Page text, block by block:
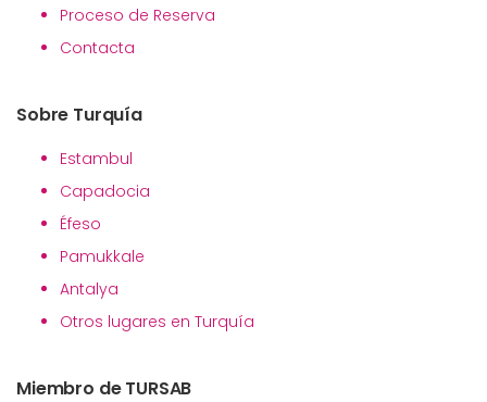
Proceso de Reserva
Contacta
Sobre Turquía
Estambul
Capadocia
Éfeso
Pamukkale
Antalya
Otros lugares en Turquía
Miembro de TURSAB